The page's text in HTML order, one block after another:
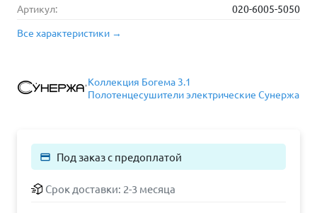
Артикул:
020-6005-5050
Все характеристики →
Коллекция Богема 3.1
Полотенцесушители электрические Сунержа
payment Под заказ с предоплатой
Срок доставки: 2-3 месяца